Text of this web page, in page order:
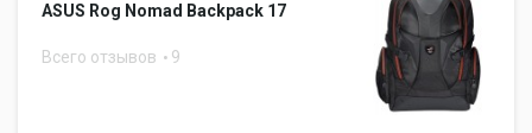
ASUS Rog Nomad Backpack 17
Всего отзывов 9